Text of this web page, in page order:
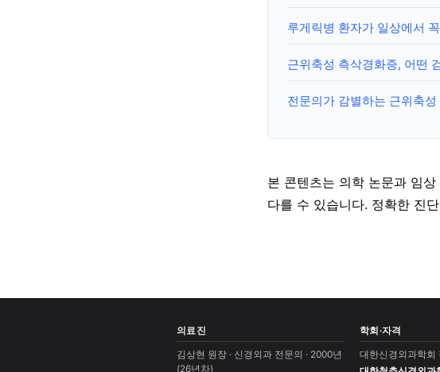
루게릭병 환자가 일상에서
근위축성 측삭경화증, 어떤
전문의가 감별하는 근위축
본 콘텐츠는 의학 논문과 임
다를 수 있습니다. 정확한 진
의료진
김상현 원장 · 신경외과 전문의 · 2000년
(26년차)
학회·자격
대한신경외과학회